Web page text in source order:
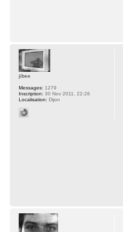
jibee
Messages: 1279
Inscription: 30 Nov 2011, 22:26
Localisation: Dijon